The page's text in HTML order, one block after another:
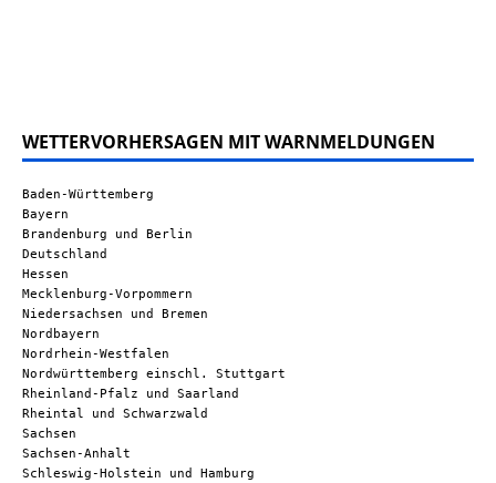
WETTERVORHERSAGEN MIT WARNMELDUNGEN
Baden-Württemberg
Bayern
Brandenburg und Berlin
Deutschland
Hessen
Mecklenburg-Vorpommern
Niedersachsen und Bremen
Nordbayern
Nordrhein-Westfalen
Nordwürttemberg einschl. Stuttgart
Rheinland-Pfalz und Saarland
Rheintal und Schwarzwald
Sachsen
Sachsen-Anhalt
Schleswig-Holstein und Hamburg